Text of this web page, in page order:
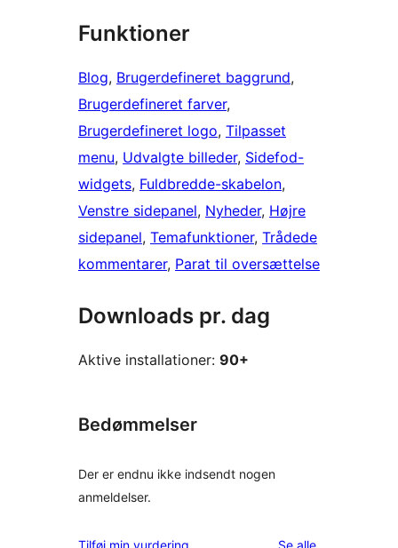
Funktioner
Blog, Brugerdefineret baggrund
Brugerdefineret farver
Brugerdefineret logo, Tilpasset
menu, Udvalgte billeder, Sidefod-
widgets, Fuldbredde-skabelon
Venstre sidepanel, Nyheder, Højre
sidepanel, Temafunktioner, Trådede
kommentarer, Parat til oversættelse
Downloads pr. dag
Aktive installationer: 90+
Bedømmelser
Der er endnu ikke indsendt nogen
anmeldelser.
Tilføj min vurdering Se alleanmeldelser